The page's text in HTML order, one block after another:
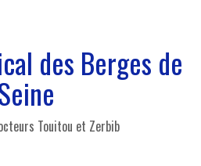
des Berges de
Touitou et Zerbib